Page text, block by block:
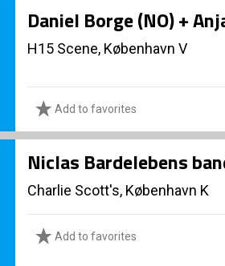
Daniel Borge (NO) +
H15 Scene, København V
Add to favorites
Niclas Bardelebens
Charlie Scott's, København K
Add to favorites